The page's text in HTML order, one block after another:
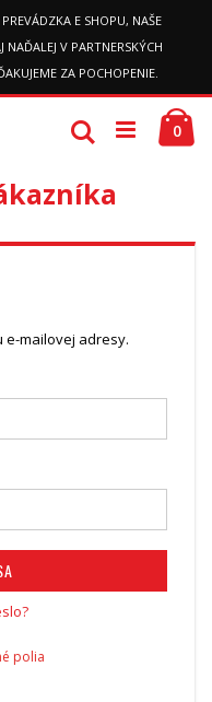
E SHOPU, NAŠE
V PARTNERSKÝCH
ZA POCHOPENIE.
0
Hľadať
e-mailovej adresy.